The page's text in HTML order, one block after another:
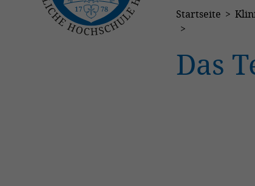
Startseite
Das